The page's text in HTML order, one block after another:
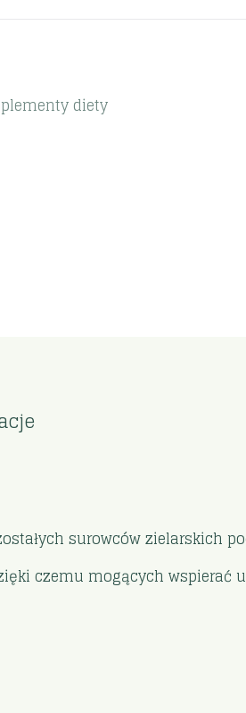
diety
surowców zielarskich
czemu mogących wspierać